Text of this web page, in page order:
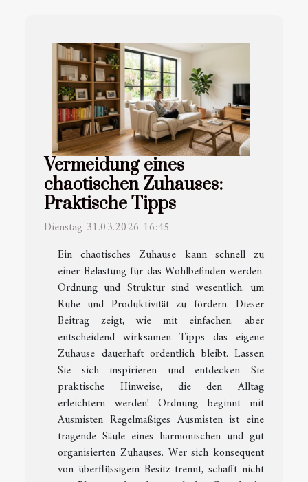
Vermeidung eines
chaotischen Zuhauses:
Praktische Tipps
Dienstag 31.03.2026 16:45
Ein chaotisches Zuhause kann schnell zu
einer Belastung für das Wohlbefinden werden.
Ordnung und Struktur sind wesentlich, um
Ruhe und Produktivität zu fördern. Dieser
Beitrag zeigt, wie mit einfachen, aber
entscheidend wirksamen Tipps das eigene
Zuhause dauerhaft ordentlich bleibt. Lassen
Sie sich inspirieren und entdecken Sie
praktische Hinweise, die den Alltag
erleichtern werden! Ordnung beginnt mit
Ausmisten Regelmäßiges Ausmisten ist eine
tragende Säule eines harmonischen und gut
organisierten Zuhauses. Wer sich konsequent
von überflüssigem Besitz trennt, schafft nicht